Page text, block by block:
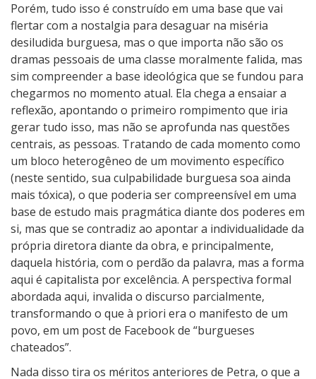
Porém, tudo isso é construído em uma base que vai
flertar com a nostalgia para desaguar na miséria
desiludida burguesa, mas o que importa não são os
dramas pessoais de uma classe moralmente falida, mas
sim compreender a base ideológica que se fundou para
chegarmos no momento atual. Ela chega a ensaiar a
reflexão, apontando o primeiro rompimento que iria
gerar tudo isso, mas não se aprofunda nas questões
centrais, as pessoas. Tratando de cada momento como
um bloco heterogêneo de um movimento específico
(neste sentido, sua culpabilidade burguesa soa ainda
mais tóxica), o que poderia ser compreensível em uma
base de estudo mais pragmática diante dos poderes em
si, mas que se contradiz ao apontar a individualidade da
própria diretora diante da obra, e principalmente,
daquela história, com o perdão da palavra, mas a forma
aqui é capitalista por excelência. A perspectiva formal
abordada aqui, invalida o discurso parcialmente,
transformando o que à priori era o manifesto de um
povo, em um post de Facebook de “burgueses
chateados”.
Nada disso tira os méritos anteriores de Petra, o que a